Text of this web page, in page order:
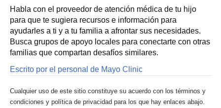
Habla con el proveedor de atención médica de tu hijo
para que te sugiera recursos e información para
ayudarles a ti y a tu familia a afrontar sus necesidades.
Busca grupos de apoyo locales para conectarte con otras
familias que compartan desafíos similares.
Escrito por el personal de Mayo Clinic
Cualquier uso de este sitio constituye su acuerdo con los términos y
condiciones y política de privacidad para los que hay enlaces abajo.